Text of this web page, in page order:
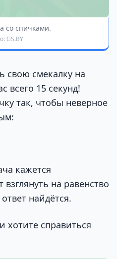
со спичками.
GS.BY
свою смекалку на
всего 15 секунд!
так, чтобы неверное
кажется
на равенство
найдётся.
хотите справиться